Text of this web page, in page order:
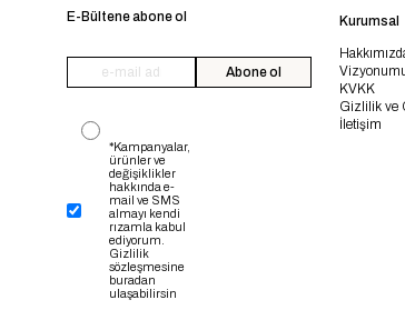
E-Bültene abone ol
Abone ol
*Kampanyalar,
ürünler ve
değişiklikler
hakkında e-
mail ve SMS
almayı kendi
rızamla kabul
ediyorum.
Gizlilik
sözleşmesine
buradan
ulaşabilirsin
Kurumsal
KVKK
Gizlilik ve
İletişim